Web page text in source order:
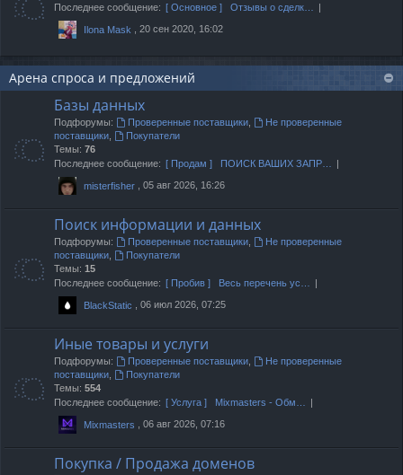
Последнее сообщение: [ Основное ] Отзывы о сделк…
Ilona Mask , 20 сен 2020, 16:02
Арена спроса и предложений
Базы данных
Подфорумы: Проверенные поставщики,
Не проверенные
поставщики
Покупатели
Темы: 76
Последнее сообщение: [ Продам ] ПОИСК ВАШИХ ЗАПР…
misterfisher , 05 авг 2026, 16:26
Поиск информации и данных
Подфорумы: Проверенные поставщики,
Не проверенные
поставщики
Покупатели
Темы: 15
Последнее сообщение: [ Пробив ] Весь перечень ус…
BlackStatic , 06 июл 2026, 07:25
Иные товары и услуги
Подфорумы: Проверенные поставщики,
Не проверенные
поставщики
Покупатели
Темы: 554
Последнее сообщение: [ Услуга ] Mixmasters - Обм…
Mixmasters , 06 авг 2026, 07:16
Покупка / Продажа доменов